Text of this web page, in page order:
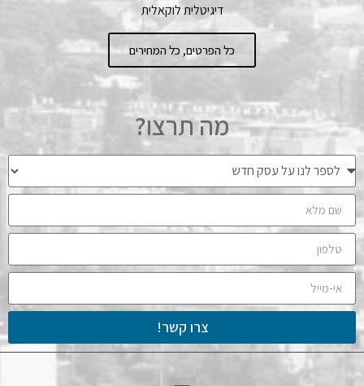
דיגיטלית לוקאלית
כל הפרטים, כל המחירים
מה תרצו?
צרו קשר!